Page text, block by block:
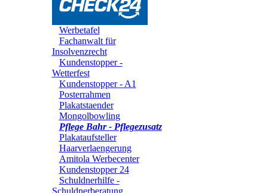
Werbetafel
Fachanwalt für
Insolvenzrecht
Kundenstopper -
Wetterfest
Kundenstopper - A1
Posterrahmen
Plakatstaender
Mongolbowling
Pflege Bahr - Pflegezusatz
Plakataufsteller
Haarverlaengerung
Amitola Werbecenter
Kundenstopper 24
Schuldnerhilfe -
Schuldnerberatung